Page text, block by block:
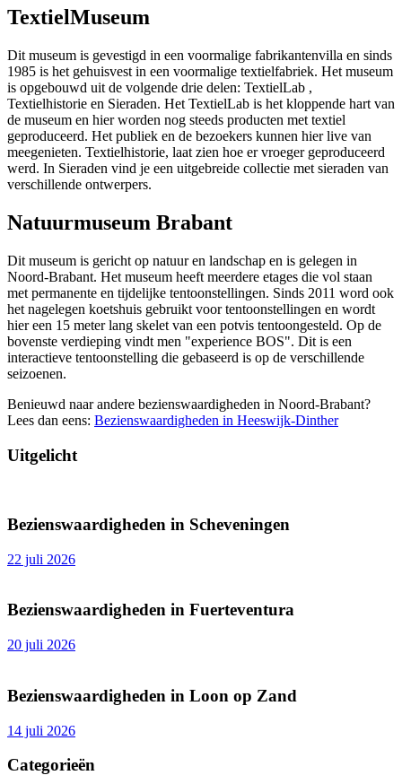
TextielMuseum
Dit museum is gevestigd in een voormalige fabrikantenvilla en sinds
1985 is het gehuisvest in een voormalige textielfabriek. Het museum
is opgebouwd uit de volgende drie delen: TextielLab ,
Textielhistorie en Sieraden. Het TextielLab is het kloppende hart van
de museum en hier worden nog steeds producten met textiel
geproduceerd. Het publiek en de bezoekers kunnen hier live van
meegenieten. Textielhistorie, laat zien hoe er vroeger geproduceerd
werd. In Sieraden vind je een uitgebreide collectie met sieraden van
verschillende ontwerpers.
Natuurmuseum Brabant
Dit museum is gericht op natuur en landschap en is gelegen in
Noord-Brabant. Het museum heeft meerdere etages die vol staan
met permanente en tijdelijke tentoonstellingen. Sinds 2011 word ook
het nagelegen koetshuis gebruikt voor tentoonstellingen en wordt
hier een 15 meter lang skelet van een potvis tentoongesteld. Op de
bovenste verdieping vindt men "experience BOS". Dit is een
interactieve tentoonstelling die gebaseerd is op de verschillende
seizoenen.
Benieuwd naar andere bezienswaardigheden in Noord-Brabant?
Lees dan eens: Bezienswaardigheden in Heeswijk-Dinther
Uitgelicht
Bezienswaardigheden in Scheveningen
22 juli 2026
Bezienswaardigheden in Fuerteventura
20 juli 2026
Bezienswaardigheden in Loon op Zand
14 juli 2026
Categorieën